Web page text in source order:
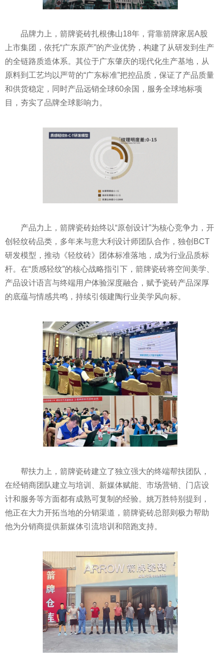
品牌力上，箭牌瓷砖扎根佛山18年，背靠箭牌家居A股
上市集团，依托“广东原产”的产业优势，构建了从研发到生产
的全链路质造体系。其位于广东肇庆的现代化生产基地，从
原料到工艺均以严苛的“广东标准”把控品质，保证了产品质量
和供货稳定，同时产品远销全球60余国，服务全球地标项
目，夯实了品牌全球影响力。
产品力上，箭牌瓷砖始终以“原创设计”为核心竞争力，开
创轻纹砖品类，多年来与意大利设计师团队合作，独创BCT
研发模型，推动《轻纹砖》团体标准落地，成为行业品质标
杆。在“质感轻纹”的核心战略指引下，箭牌瓷砖将空间美学、
产品设计语言与终端用户体验深度融合，赋予瓷砖产品深厚
的底蕴与情感共鸣，持续引领建陶行业美学风向标。
帮扶力上，箭牌瓷砖建立了独立强大的终端帮扶团队，
在经销商团队建立与培训、新媒体赋能、市场营销、门店设
计和服务等方面都有成熟可复制的经验。姚万胜特别提到，
他正在大力开拓当地的分销渠道，箭牌瓷砖总部则极力帮助
他为分销商提供新媒体引流培训和陪跑支持。